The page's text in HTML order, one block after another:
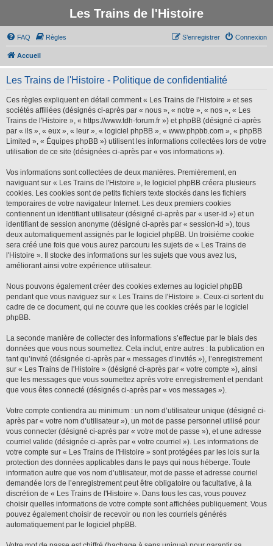
Les Trains de l'Histoire
FAQ Règles Connexion
S’enregistrer
Accueil
Les Trains de l'Histoire - Politique de confidentialité
Ces règles expliquent en détail comment « Les Trains de l'Histoire » et ses
sociétés affiliées (désignés ci-après par « nous », « notre », « nos », « Les
Trains de l'Histoire », « https://www.tdh-forum.fr ») et phpBB (désigné ci-après
par « ils », « eux », « leur », « logiciel phpBB », « www.phpbb.com », « phpBB
Limited », « Équipes phpBB ») utilisent les informations collectées lors de votre
utilisation de ce site (désignées ci-après par « vos informations »).
Vos informations sont collectées de deux manières. Premièrement, en
naviguant sur « Les Trains de l'Histoire », le logiciel phpBB créera plusieurs
cookies. Les cookies sont de petits fichiers texte stockés dans les fichiers
temporaires de votre navigateur Internet. Les deux premiers cookies
contiennent un identifiant utilisateur (désigné ci-après par « user-id ») et un
identifiant de session anonyme (désigné ci-après par « session-id »), tous
deux automatiquement assignés par le logiciel phpBB. Un troisième cookie
sera créé une fois que vous aurez parcouru les sujets de « Les Trains de
l'Histoire ». Il stocke des informations sur les sujets que vous avez lus,
améliorant ainsi votre expérience utilisateur.
Nous pouvons également créer des cookies externes au logiciel phpBB
pendant que vous naviguez sur « Les Trains de l'Histoire ». Ceux-ci sortent du
cadre de ce document, qui ne couvre que les cookies créés par le logiciel
phpBB.
La seconde manière de collecter des informations s’effectue par le biais des
données que vous nous soumettez. Cela inclut, entre autres : la publication en
tant qu’invité (désignée ci-après par « messages d’invités »), l’enregistrement
sur « Les Trains de l'Histoire » (désigné ci-après par « votre compte »), ainsi
que les messages que vous soumettez après votre enregistrement et pendant
que vous êtes connecté (désignés ci-après par « vos messages »).
Votre compte contiendra au minimum : un nom d’utilisateur unique (désigné ci-
après par « votre nom d’utilisateur »), un mot de passe personnel utilisé pour
vous connecter (désigné ci-après par « votre mot de passe »), et une adresse
courriel valide (désignée ci-après par « votre courriel »). Les informations de
votre compte sur « Les Trains de l'Histoire » sont protégées par les lois sur la
protection des données applicables dans le pays qui nous héberge. Toute
information autre que vos nom d’utilisateur, mot de passe et adresse courriel
demandée lors de l’enregistrement peut être obligatoire ou facultative, à la
discrétion de « Les Trains de l'Histoire ». Dans tous les cas, vous pouvez
choisir quelles informations de votre compte sont affichées publiquement. Vous
pouvez également choisir de recevoir ou non les courriels générés
automatiquement par le logiciel phpBB.